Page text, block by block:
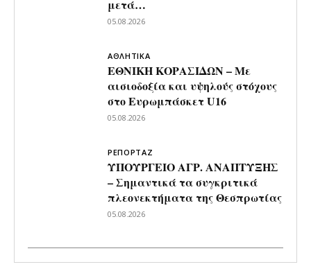
μετά…
05.08.2026
ΑΘΛΗΤΙΚΑ
ΕΘΝΙΚΗ ΚΟΡΑΣΙΔΩΝ – Με
αισιοδοξία και υψηλούς στόχους
στο Ευρωμπάσκετ U16
05.08.2026
ΡΕΠΟΡΤΑΖ
ΥΠΟΥΡΓΕΙΟ ΑΓΡ. ΑΝΑΠΤΥΞΗΣ
– Σημαντικά τα συγκριτικά
πλεονεκτήματα της Θεσπρωτίας
05.08.2026